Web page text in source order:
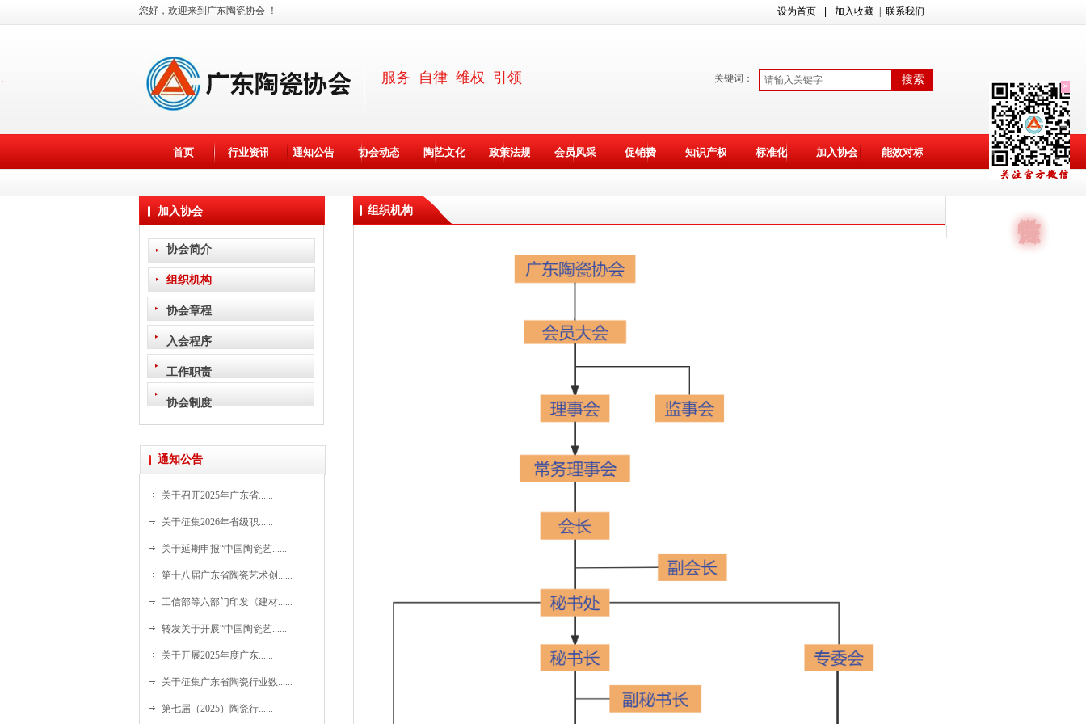
首页 行业资讯 通知公告 协会动态 陶艺文化 政策法规 会员风采 促销费 知识产权 标准化 加入协会 能效对标
设为首页 加入收藏
您好，欢迎来到广东陶瓷协会 ！
服务 自律 维权 引领
| 联系我们
关键词： 搜索
组织机构
加入协会
协会简介
组织机构
协会章程
入会程序
工作职责
协会制度
通知公告
关于召开2025年广东省......
关于征集2026年省级职......
关于延期申报“中国陶瓷艺......
第十八届广东省陶瓷艺术创......
工信部等六部门印发《建材......
转发关于开展“中国陶瓷艺......
关于开展2025年度广东......
关于征集广东省陶瓷行业数......
第七届（2025）陶瓷行......
×